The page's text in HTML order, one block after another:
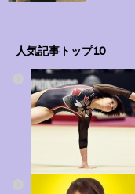
人気記事トップ10